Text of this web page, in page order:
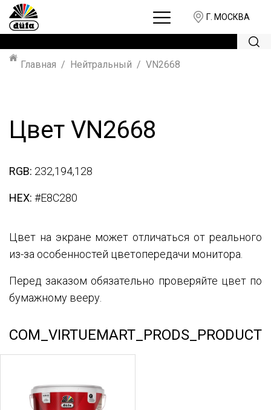
Г. МОСКВА
Главная Нейтральный VN2668
Цвет VN2668
RGB: 232,194,128
HEX: #E8C280
Цвет на экране может отличаться от реального
из-за особенностей цветопередачи монитора.
Перед заказом обязательно проверяйте цвет по
бумажному вееру.
COM_VIRTUEMART_PRODS_PRODUCT